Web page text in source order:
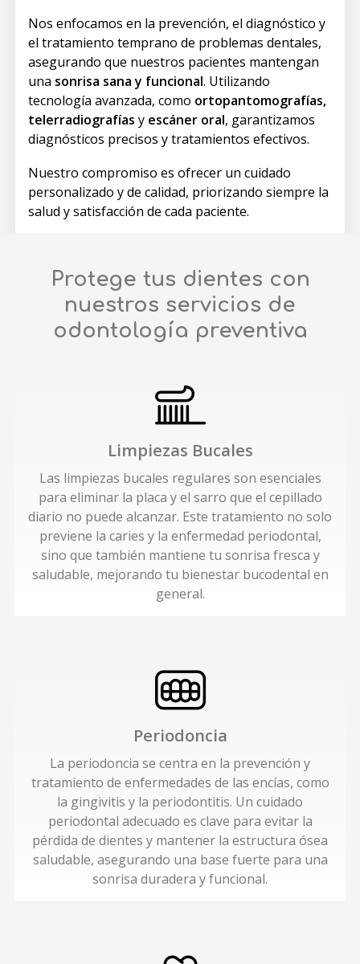
Nos enfocamos en la prevención, el diagnóstico y
el tratamiento temprano de problemas dentales,
asegurando que nuestros pacientes mantengan
una sonrisa sana y funcional. Utilizando
tecnología avanzada, como ortopantomografías,
telerradiografías y escáner oral, garantizamos
diagnósticos precisos y tratamientos efectivos.
Nuestro compromiso es ofrecer un cuidado
personalizado y de calidad, priorizando siempre la
salud y satisfacción de cada paciente.
Protege tus dientes con
nuestros servicios de
odontología preventiva
Limpiezas Bucales
Las limpiezas bucales regulares son esenciales
para eliminar la placa y el sarro que el cepillado
diario no puede alcanzar. Este tratamiento no solo
previene la caries y la enfermedad periodontal,
sino que también mantiene tu sonrisa fresca y
saludable, mejorando tu bienestar bucodental en
general.
Periodoncia
La periodoncia se centra en la prevención y
tratamiento de enfermedades de las encías, como
la gingivitis y la periodontitis. Un cuidado
periodontal adecuado es clave para evitar la
pérdida de dientes y mantener la estructura ósea
saludable, asegurando una base fuerte para una
sonrisa duradera y funcional.